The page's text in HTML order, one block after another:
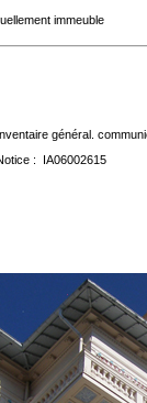
immeuble
général.
: IA06002615